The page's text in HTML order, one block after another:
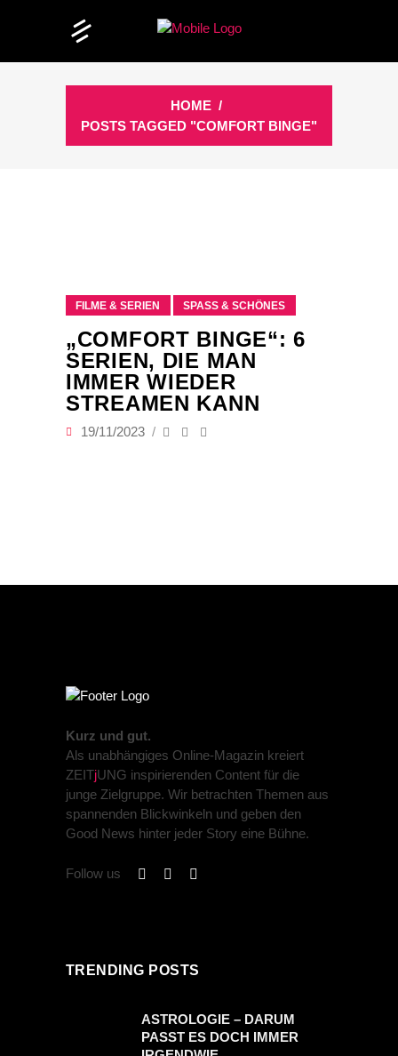
HOME /
POSTS TAGGED "COMFORT BINGE"
FILME & SERIEN SPASS & SCHÖNES
„COMFORT BINGE“: 6
SERIEN, DIE MAN
IMMER WIEDER
STREAMEN KANN
19/11/2023
Kurz und gut.
Als unabhängiges Online-Magazin kreiert
ZEITjUNG inspirierenden Content für die
junge Zielgruppe. Wir betrachten Themen aus
spannenden Blickwinkeln und geben den
Good News hinter jeder Story eine Bühne.
Follow us
TRENDING POSTS
ASTROLOGIE – DARUM
PASST ES DOCH IMMER